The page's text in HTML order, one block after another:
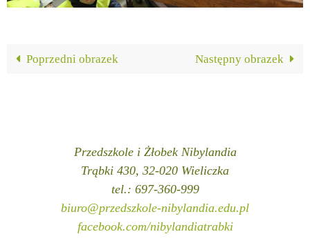
Poprzedni obrazek Następny obrazek
Przedszkole i Żłobek Nibylandia
Trąbki 430, 32-020 Wieliczka
tel.: 697-360-999
biuro@przedszkole-nibylandia.edu.pl
facebook.com/nibylandiatrabki